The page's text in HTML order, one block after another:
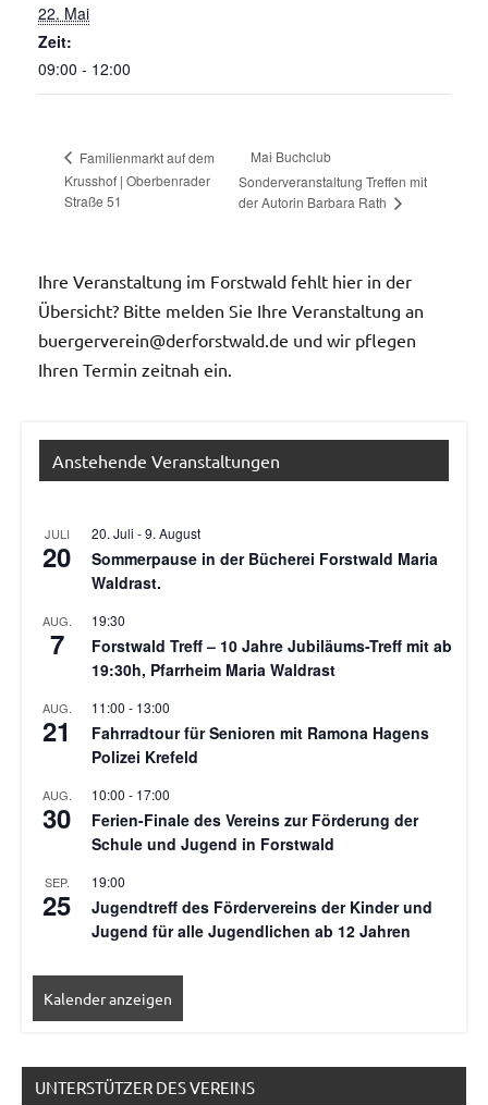
22. Mai
Zeit:
09:00 - 12:00
Familienmarkt auf dem
Krusshof | Oberbenrader
Straße 51
Mai Buchclub
Sonderveranstaltung Treffen mit
der Autorin Barbara Rath
Ihre Veranstaltung im Forstwald fehlt hier in der
Übersicht? Bitte melden Sie Ihre Veranstaltung an
buergerverein@derforstwald.de und wir pflegen
Ihren Termin zeitnah ein.
Anstehende Veranstaltungen
JULI
20
20. Juli -9. August
Sommerpause in der Bücherei Forstwald Maria
Waldrast.
AUG.
7
19:30
Forstwald Treff – 10 Jahre Jubiläums-Treff mit ab
19:30h, Pfarrheim Maria Waldrast
AUG.
21
11:00 - 13:00
Fahrradtour für Senioren mit Ramona Hagens
Polizei Krefeld
AUG.
30
10:00 - 17:00
Ferien-Finale des Vereins zur Förderung der
Schule und Jugend in Forstwald
SEP.
25
19:00
Jugendtreff des Fördervereins der Kinder und
Jugend für alle Jugendlichen ab 12 Jahren
Kalender anzeigen
UNTERSTÜTZER DES VEREINS